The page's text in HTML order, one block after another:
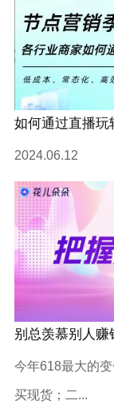
2024.06.12
今年618最大的
买现货；二...